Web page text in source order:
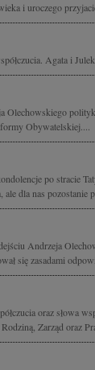
i uroczego
Agata i Julek
Olechowskiego
Obywatelskiej....
po stracie
dla nas pozostanie
Andrzeja
się zasadami
oraz słowa
Rodziną, Zarząd oraz